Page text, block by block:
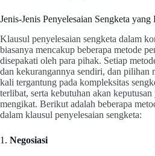
Jenis-Jenis Penyelesaian Sengketa
Klausul penyelesaian sengketa dalam
biasanya mencakup beberapa metode
disepakati oleh para pihak. Setiap
dan kekurangannya sendiri, dan pilihan
kali tergantung pada kompleksitas
terlibat, serta kebutuhan akan keputusan
mengikat. Berikut adalah beberapa
dalam klausul penyelesaian sengketa:
1. Negosiasi